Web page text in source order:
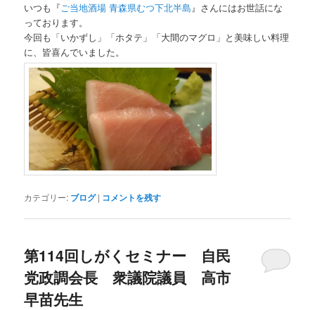
いつも『ご当地酒場 青森県むつ下北半島』さんにはお世話にな
っております。
今回も「いかずし」「ホタテ」「大間のマグロ」と美味しい料理
に、皆喜んでいました。
カテゴリー: ブログ | コメントを残す
第114回しがくセミナー 自民
党政調会長 衆議院議員 高市
早苗先生